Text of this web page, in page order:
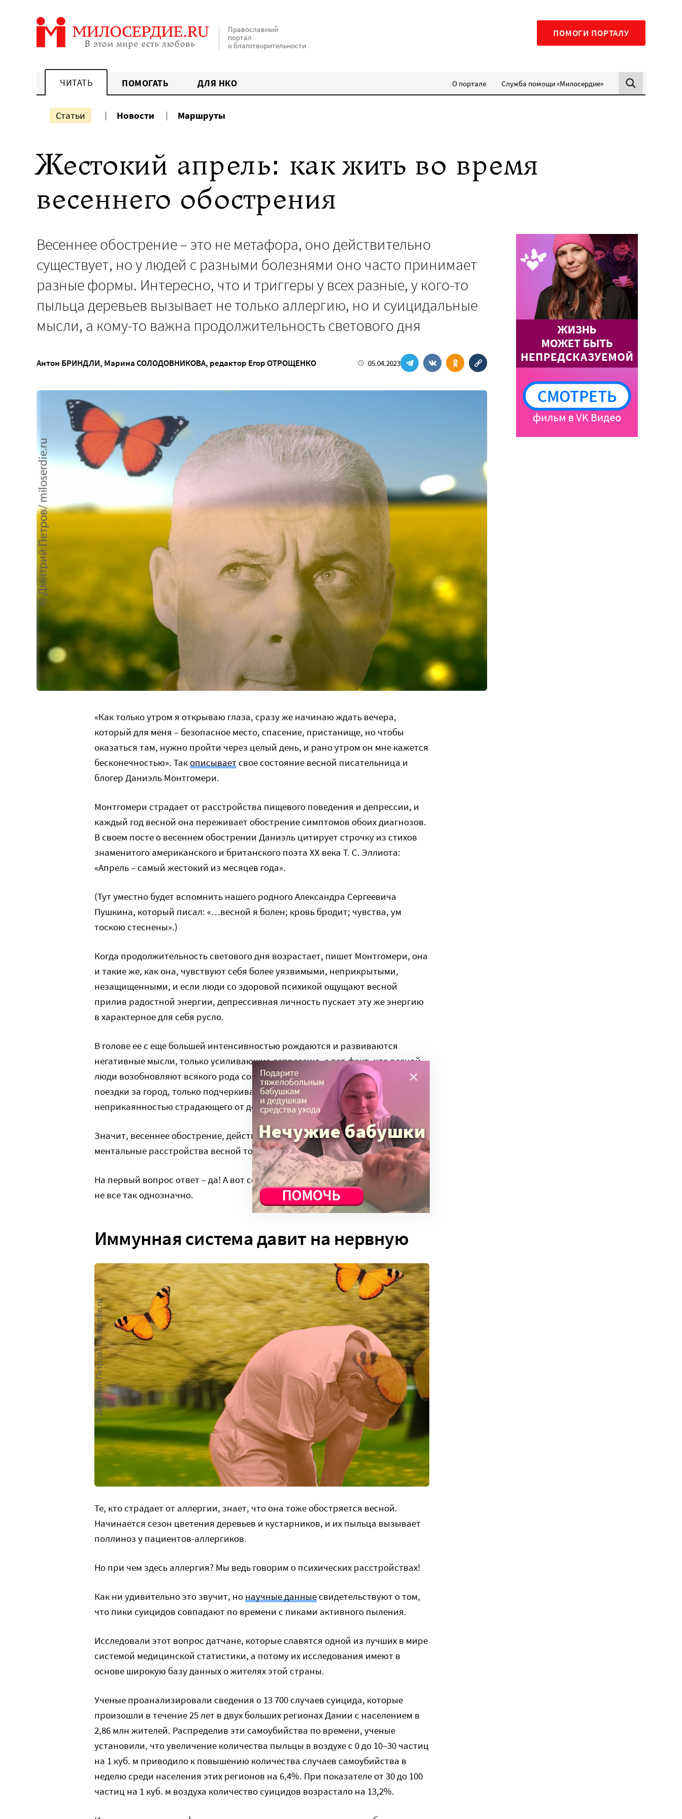
Православный
портал
о благотворительности
ПОМОГИ ПОРТАЛУ
ЧИТАТЬ ПОМОГАТЬ ДЛЯ НКО О портале Служба помощи «Милосердие»
Статьи Новости Маршруты
Жестокий апрель: как жить во время
весеннего обострения
Весеннее обострение – это не метафора, оно действительно
существует, но у людей с разными болезнями оно часто принимает
разные формы. Интересно, что и триггеры у всех разные, у кого-то
пыльца деревьев вызывает не только аллергию, но и суицидальные
мысли, а кому-то важна продолжительность светового дня
Антон БРИНДЛИ, Марина СОЛОДОВНИКОВА, редактор Егор ОТРОЩЕНКО 05.04.2023
«Как только утром я открываю глаза, сразу же начинаю ждать вечера,
который для меня – безопасное место, спасение, пристанище, но чтобы
оказаться там, нужно пройти через целый день, и рано утром он мне кажется
бесконечностью». Такописываетсвое состояние весной писательница и
блогер Даниэль Монтгомери.
Монтгомери страдает от расстройства пищевого поведения и депрессии, и
каждый год весной она переживает обострение симптомов обоих диагнозов.
В своем посте о весеннем обострении Даниэль цитирует строчку из стихов
знаменитого американского и британского поэта ХХ века Т. С. Эллиота:
«Апрель – самый жестокий из месяцев года».
(Тут уместно будет вспомнить нашего родного Александра Сергеевича
Пушкина, который писал: «…весной я болен; кровь бродит; чувства, ум
тоскою стеснены».)
Когда продолжительность светового дня возрастает, пишет Монтгомери, она
и такие же, как она, чувствуют себя более уязвимыми, неприкрытыми,
незащищенными, и если люди со здоровой психикой ощущают весной
прилив радостной энергии, депрессивная личность пускает эту же энергию
в характерное для себя русло.
В голове ее с еще большей интенсивностью рождаются и развиваются
негативные мысли, только усиливающие депрессию, а тот факт, что весной
люди возобновляют всякого рода совместные прогулки, спортивные игры,
поездки за город, только подчеркивает разницу между ними и
неприкаянностью страдающего от депрессии человека.
Значит, весеннее обострение, действительно существует? А другие
ментальные расстройства весной тоже обостряются?
На первый вопрос ответ – да! А вот со вторым, как теперь принято говорить,
не все так однозначно.
Иммунная система давит на нервную
Те, кто страдает от аллергии, знает, что она тоже обостряется весной.
Начинается сезон цветения деревьев и кустарников, и их пыльца вызывает
поллиноз у пациентов-аллергиков.
Но при чем здесь аллергия? Мы ведь говорим о психических расстройствах!
Как ни удивительно это звучит, но научные данныесвидетельствуют о том,
что пики суицидов совпадают по времени с пиками активного пыления.
Исследовали этот вопрос датчане, которые славятся одной из лучших в мире
системой медицинской статистики, а потому их исследования имеют в
основе широкую базу данных о жителях этой страны.
Ученые проанализировали сведения о 13 700 случаев суицида, которые
произошли в течение 25 лет в двух больших регионах Дании с населением в
2,86 млн жителей. Распределив эти самоубийства по времени, ученые
установили, что увеличение количества пыльцы в воздухе с 0 до 10–30 частиц
на 1 куб. м приводило к повышению количества случаев самоубийства в
неделю среди населения этих регионов на 6,4%. При показателе от 30 до 100
частиц на 1 куб. м воздуха количество суицидов возрастало на 13,2%.